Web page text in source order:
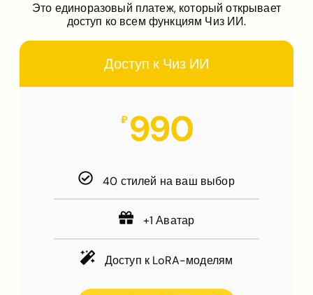
Это единоразовый платеж, который открывает
доступ ко всем функциям Чиз ИИ.
Доступ к Чиз ИИ
₽ 990
40 стилей на ваш выбор
+1 Аватар
Доступ к LoRA-моделям